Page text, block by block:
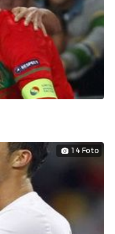
14 Foto